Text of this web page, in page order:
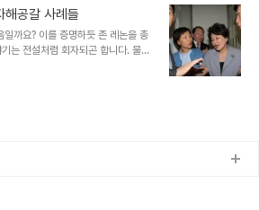
... 많이들 아시겠지만 이말은 영
만 통용되는 국적이 묘연한 표현일
스라고 해야 했을까?? 그건 아마도
으로 인해 이를 무마하기 위한 수단
다는 전략(?)에 의해 만들어진 말이
해공갈 사례들
까요? 이를 증명하듯 존 레논을 총
는 전설처럼 회자되곤 합니다. 물론,
않을 만큼 후회를 하고 있다는 것
는 걸 보면 불상하다 못해 왜 저러고